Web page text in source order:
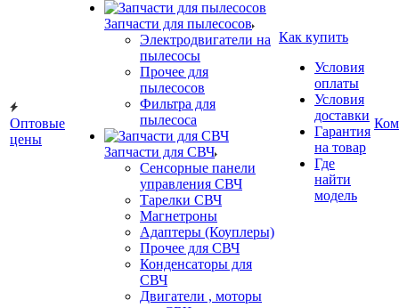
Оптовые
цены
Запчасти для пылесосов
Электродвигатели на
пылесосы
Прочее для
пылесосов
Фильтра для
пылесоса
Запчасти для СВЧ
Сенсорные панели
управления СВЧ
Тарелки СВЧ
Магнетроны
Адаптеры (Коуплеры)
Прочее для СВЧ
Конденсаторы для
СВЧ
Двигатели , моторы
Как купить
Условия
оплаты
Условия
доставки
Гарантия
на товар
Где
найти
модель